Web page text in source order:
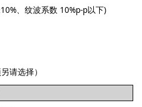
、纹波系数 10%p-p以下)
请选择）